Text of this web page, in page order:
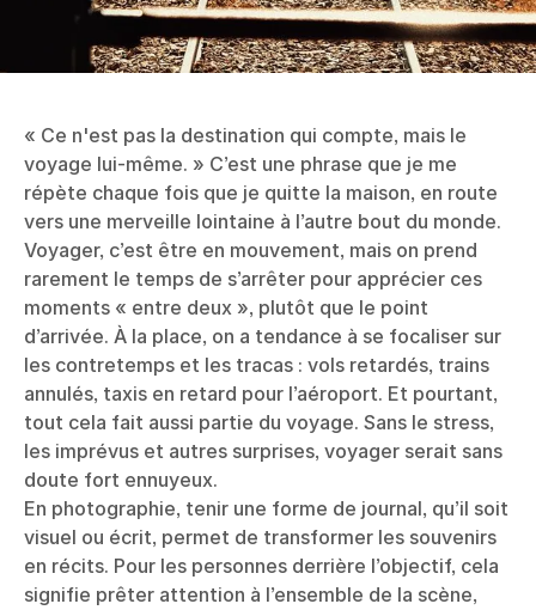
« Ce n'est pas la destination qui compte, mais le
voyage lui-même. » C’est une phrase que je me
répète chaque fois que je quitte la maison, en route
vers une merveille lointaine à l’autre bout du monde.
Voyager, c’est être en mouvement, mais on prend
rarement le temps de s’arrêter pour apprécier ces
moments « entre deux », plutôt que le point
d’arrivée. À la place, on a tendance à se focaliser sur
les contretemps et les tracas : vols retardés, trains
annulés, taxis en retard pour l’aéroport. Et pourtant,
tout cela fait aussi partie du voyage. Sans le stress,
les imprévus et autres surprises, voyager serait sans
doute fort ennuyeux.
En photographie, tenir une forme de journal, qu’il soit
visuel ou écrit, permet de transformer les souvenirs
en récits. Pour les personnes derrière l’objectif, cela
signifie prêter attention à l’ensemble de la scène,